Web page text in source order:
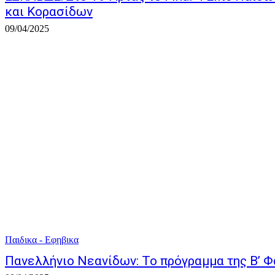
και Κορασίδων
09/04/2025
Παιδικα - Εφηβικα
Πανελλήνιο Νεανίδων: Το πρόγραμμα της Β’